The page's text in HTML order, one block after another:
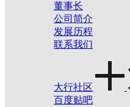
董事长
公司简介
发展历程
联系我们
大行社区
百度贴吧